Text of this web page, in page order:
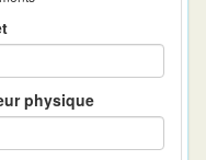
physique